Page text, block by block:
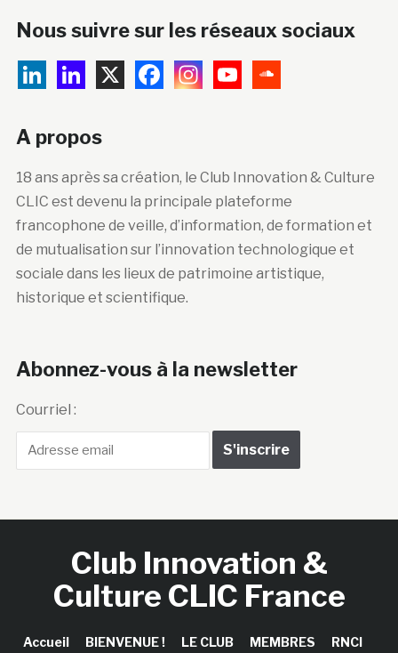
Nous suivre sur les réseaux sociaux
A propos
18 ans après sa création, le Club Innovation & Culture
CLIC est devenu la principale plateforme
francophone de veille, d’information, de formation et
de mutualisation sur l’innovation technologique et
sociale dans les lieux de patrimoine artistique,
historique et scientifique.
Abonnez-vous à la newsletter
Courriel :
Club Innovation &
Culture CLIC France
Accueil BIENVENUE ! LE CLUB MEMBRES RNCI